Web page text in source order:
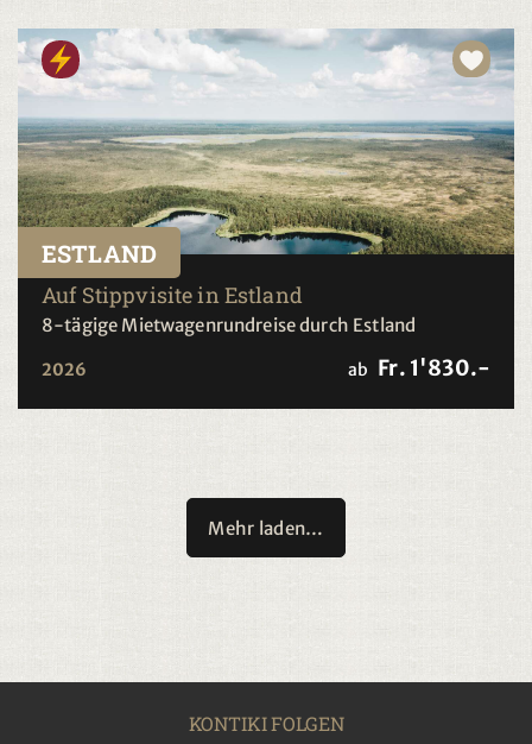
ESTLAND
Auf Stippvisite in Estland
8-tägige Mietwagenrundreise durch Estland
2026 ab Fr. 1'830.-
Mehr laden…
KONTIKI FOLGEN